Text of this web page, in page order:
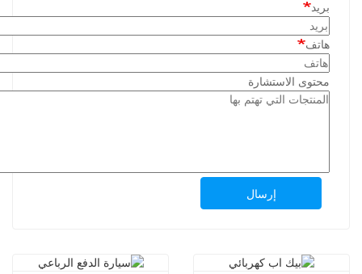
بريد
هاتف
محتوى الاستشارة
إرسال